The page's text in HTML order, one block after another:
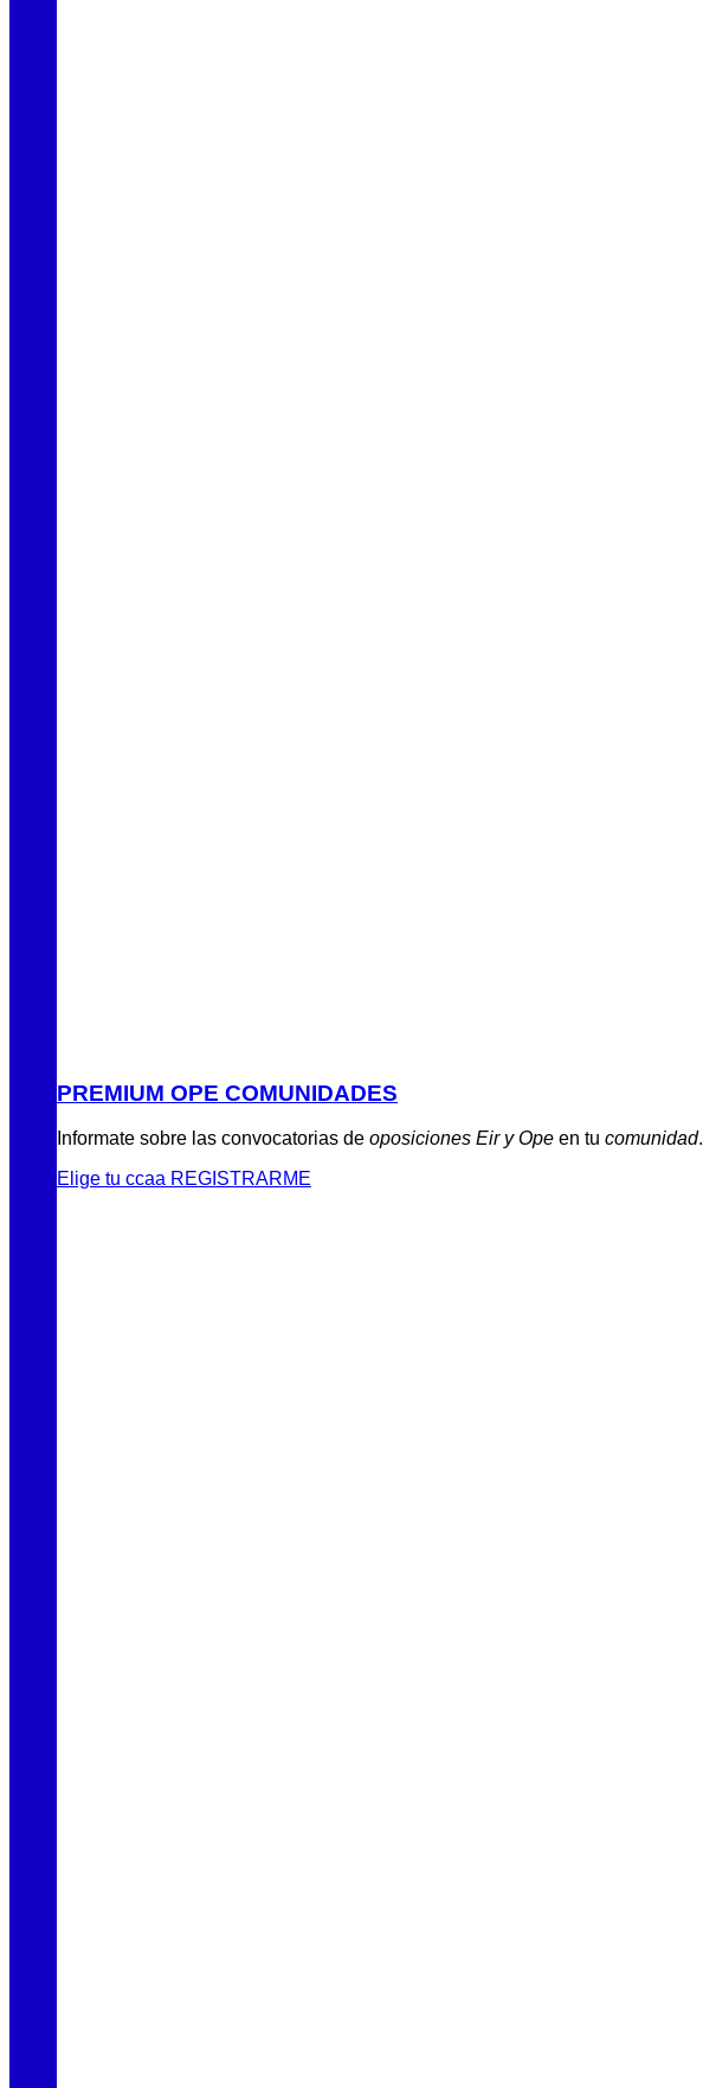
PREMIUM OPE COMUNIDADES
Informate sobre las convocatorias de oposiciones Eir y Ope en tu comunidad.
Elige tu ccaa REGISTRARME